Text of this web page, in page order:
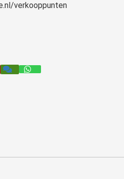
verkooppunten